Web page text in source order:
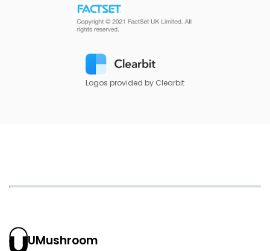
Logos provided by Clearbit
UMushroom